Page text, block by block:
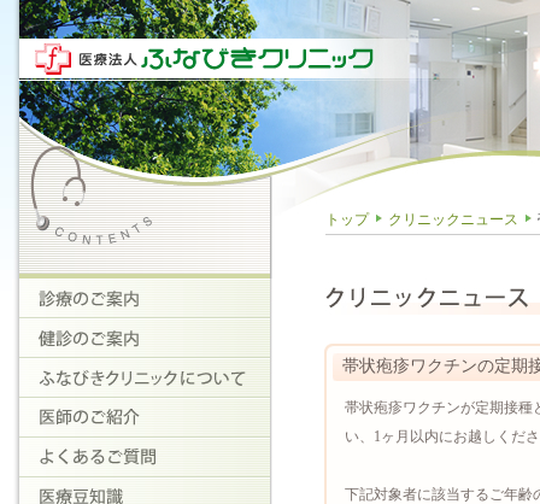
トップ クリニックニュース
帯状疱疹ワクチンの定期
帯状疱疹ワクチンが定期接種
い、1ヶ月以内にお越しくだ
下記対象者に該当するご年齢